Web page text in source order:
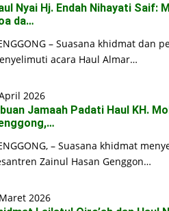
Nyai Hj. Endah Nihayati Saif:
da…
– Suasana khidmat dan
acara Haul Almar…
2026
Jamaah Padati Haul KH.
– Suasana khidmat
Zainul Hasan Genggon…
2026